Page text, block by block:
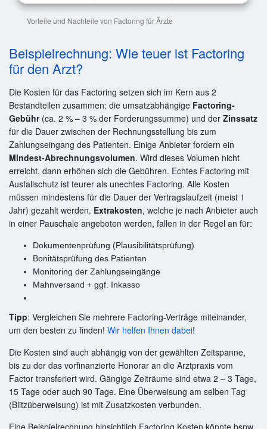
Vorteile und Nachteile von Factoring für Ärzte
Beispielrechnung: Wie teuer ist Factoring
für den Arzt?
Die Kosten für das Factoring setzen sich im Kern aus 2
Bestandteilen zusammen: die umsatzabhängige Factoring-
Gebühr(ca. 2 % – 3 % der Forderungssumme) und der Zinssatz
für die Dauer zwischen der Rechnungsstellung bis zum
Zahlungseingang des Patienten. Einige Anbieter fordern ein
Mindest-Abrechnungsvolumen. Wird dieses Volumen nicht
erreicht, dann erhöhen sich die Gebühren. Echtes Factoring mit
Ausfallschutz ist teurer als unechtes Factoring. Alle Kosten
müssen mindestens für die Dauer der Vertragslaufzeit (meist 1
Jahr) gezahlt werden. Extrakosten, welche je nach Anbieter auch
in einer Pauschale angeboten werden, fallen in der Regel an für:
Dokumentenprüfung (Plausibilitätsprüfung)
Bonitätsprüfung des Patienten
Monitoring der Zahlungseingänge
Mahnversand + ggf. Inkasso
Tipp: Vergleichen Sie mehrere Factoring-Verträge miteinander,
um den besten zu finden! Wir helfen Ihnen dabei!
Die Kosten sind auch abhängig von der gewählten Zeitspanne,
bis zu der das vorfinanzierte Honorar an die Arztpraxis vom
Factor transferiert wird. Gängige Zeiträume sind etwa 2 – 3 Tage,
15 Tage oder auch 90 Tage. Eine Überweisung am selben Tag
(Blitzüberweisung) ist mit Zusatzkosten verbunden.